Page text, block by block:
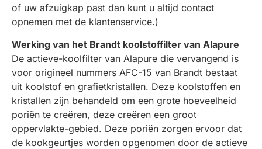
of uw afzuigkap past dan kunt u altijd contact
opnemen met de klantenservice.)
Werking van het Brandt koolstoffilter van Alapure
De actieve-koolfilter van Alapure die vervangend is
voor origineel nummers AFC-15 van Brandt bestaat
uit koolstof en grafietkristallen. Deze koolstoffen en
kristallen zijn behandeld om een grote hoeveelheid
poriën te creëren, deze creëren een groot
oppervlakte-gebied. Deze poriën zorgen ervoor dat
de kookgeurtjes worden opgenomen door de actieve